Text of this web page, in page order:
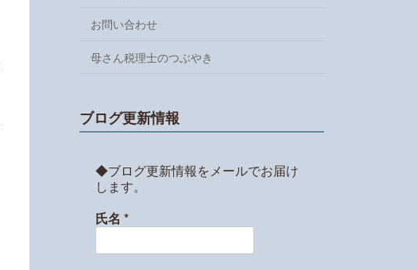
お問い合わせ
母さん税理士のつぶやき
ブログ更新情報
◆ブログ更新情報をメールでお届け
します。
氏名*